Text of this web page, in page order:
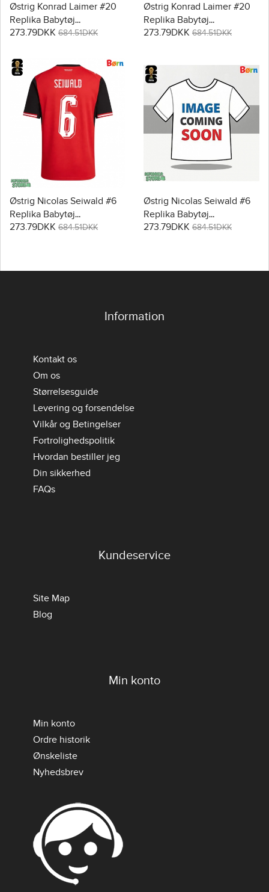
Østrig Konrad Laimer #20
Replika Babytøj
Hjemmebanesæt Børn VM
bukser)
273.79DKK 684.51DKK
Østrig Konrad Laimer #20
Replika Babytøj
Udebanesæt Børn VM
273.79DKK 684.51DKK
Østrig Nicolas Seiwald #6
Replika Babytøj
Hjemmebanesæt Børn VM
273.79DKK 684.51DKK
Østrig Nicolas Seiwald #6
Replika Babytøj
Udebanesæt Børn VM
273.79DKK 684.51DKK
Information
Kontakt os
Om os
Størrelsesguide
Levering og forsendelse
Vilkår og Betingelser
Fortrolighedspolitik
Hvordan bestiller jeg
Din sikkerhed
FAQs
Kundeservice
Site Map
Blog
Min konto
Min konto
Ordre historik
Ønskeliste
Nyhedsbrev